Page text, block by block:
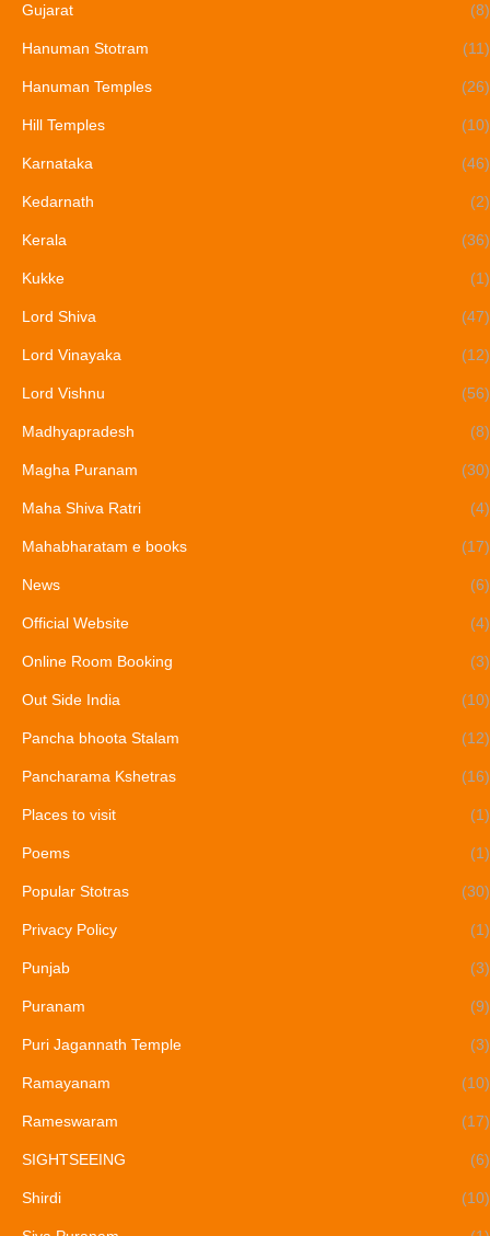
Gujarat (8)
Hanuman Stotram (11)
Hanuman Temples (26)
Hill Temples (10)
Karnataka (46)
Kedarnath (2)
Kerala (36)
Kukke (1)
Lord Shiva (47)
Lord Vinayaka (12)
Lord Vishnu (56)
Madhyapradesh (8)
Magha Puranam (30)
Maha Shiva Ratri (4)
Mahabharatam e books (17)
News (6)
Official Website (4)
Online Room Booking (3)
Out Side India (10)
Pancha bhoota Stalam (12)
Pancharama Kshetras (16)
Places to visit (1)
Poems (1)
Popular Stotras (30)
Privacy Policy (1)
Punjab (3)
Puranam (9)
Puri Jagannath Temple (3)
Ramayanam (10)
Rameswaram (17)
SIGHTSEEING (6)
Shirdi (10)